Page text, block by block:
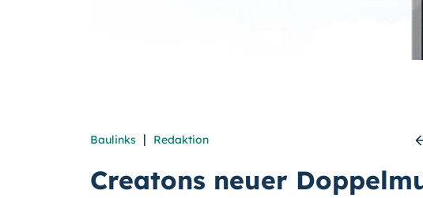
Baulinks | Redaktion
Creatons neuer